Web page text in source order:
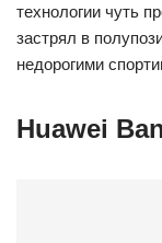
технологии чуть
застрял в
недорогими
Huawei